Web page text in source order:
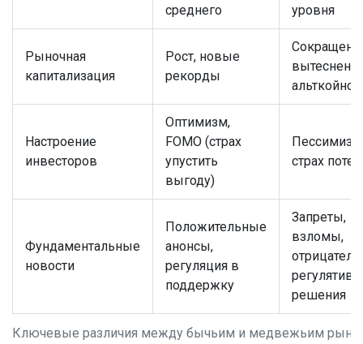
Ключевые различия между бычьим и медвежьим
среднего
уровня
Рыночная
капитализация
Рост, новые
рекорды
альткойнов
Настроение
инвесторов
Оптимизм,
FOMO (страх
упустить
выгоду)
страх
Фундаментальные
новости
Положительные
анонсы,
регуляция в
поддержку
Запреты,
взломы,
решения